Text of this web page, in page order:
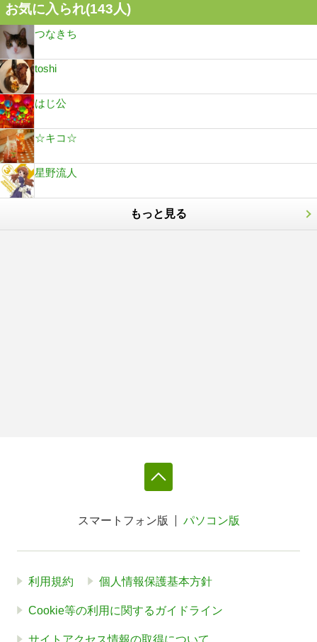
お気に入られ(143人)
つなきち
toshi
はじ公
☆キコ☆
星野流人
もっと見る
スマートフォン版 パソコン版
利用規約 個人情報保護基本方針
Cookie等の利用に関するガイドライン
サイトアクセス情報の取得について